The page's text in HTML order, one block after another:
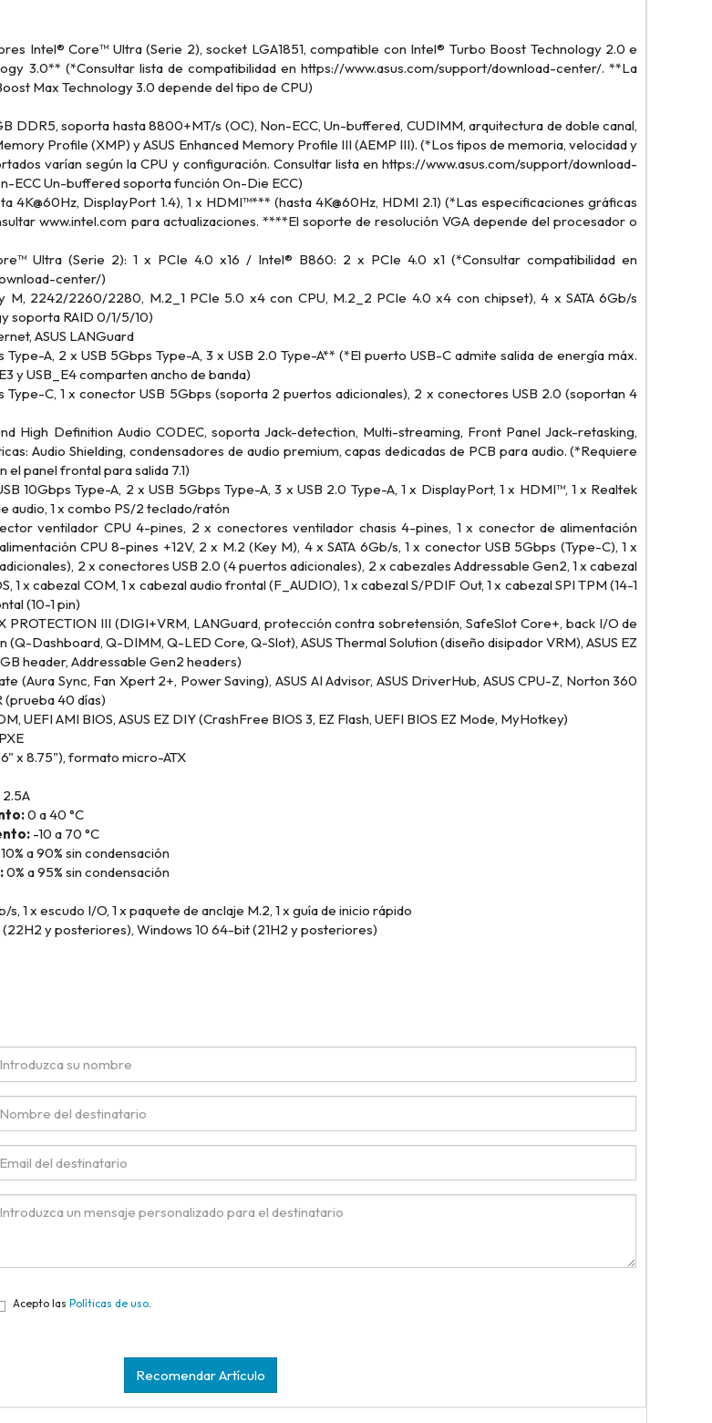
Intel® Core™ Ultra (Serie 2), socket LGA1851, compatible con Intel® Turbo Boost Technology 2.0 e
3.0** (*Consultar lista de compatibilidad en https://www.asus.com/support/download-center/. **La
Max Technology 3.0 depende del tipo de CPU)
DDR5, soporta hasta 8800+MT/s (OC), Non-ECC, Un-buffered, CUDIMM, arquitectura de doble canal,
Profile (XMP) y ASUS Enhanced Memory Profile III (AEMP III). (*Los tipos de memoria, velocidad y
varían según la CPU y configuración. Consultar lista en https://www.asus.com/support/download-
ECC Un-buffered soporta función On-Die ECC)
4K@60Hz, DisplayPort 1.4), 1 x HDMI™*** (hasta 4K@60Hz, HDMI 2.1) (*Las especificaciones gráficas
www.intel.com para actualizaciones. ****El soporte de resolución VGA depende del procesador o
Ultra (Serie 2): 1 x PCIe 4.0 x16 / Intel® B860: 2 x PCIe 4.0 x1 (*Consultar compatibilidad en
center/)
2242/2260/2280, M.2_1 PCIe 5.0 x4 con CPU, M.2_2 PCIe 4.0 x4 con chipset), 4 x SATA 6Gb/s
soporta RAID 0/1/5/10)
ASUS LANGuard
Type-A, 2 x USB 5Gbps Type-A, 3 x USB 2.0 Type-A** (*El puerto USB-C admite salida de energía máx.
y USB_E4 comparten ancho de banda)
Type-C, 1 x conector USB 5Gbps (soporta 2 puertos adicionales), 2 x conectores USB 2.0 (soportan 4
High Definition Audio CODEC, soporta Jack-detection, Multi-streaming, Front Panel Jack-retasking,
Audio Shielding, condensadores de audio premium, capas dedicadas de PCB para audio. (*Requiere
el panel frontal para salida 7.1)
10Gbps Type-A, 2 x USB 5Gbps Type-A, 3 x USB 2.0 Type-A, 1 x DisplayPort, 1 x HDMI™, 1 x Realtek
audio, 1 x combo PS/2 teclado/ratón
ventilador CPU 4-pines, 2 x conectores ventilador chasis 4-pines, 1 x conector de alimentación
CPU 8-pines +12V, 2 x M.2 (Key M), 4 x SATA 6Gb/s, 1 x conector USB 5Gbps (Type-C), 1 x
2 x conectores USB 2.0 (4 puertos adicionales), 2 x cabezales Addressable Gen2, 1 x cabezal
1 x cabezal COM, 1 x cabezal audio frontal (F_AUDIO), 1 x cabezal S/PDIF Out, 1 x cabezal SPI TPM (14-1
(10-1 pin)
PROTECTION III (DIGI+VRM, LANGuard, protección contra sobretensión, SafeSlot Core+, back I/O de
(Q-Dashboard, Q-DIMM, Q-LED Core, Q-Slot), ASUS Thermal Solution (diseño disipador VRM), ASUS EZ
header, Addressable Gen2 headers)
(Aura Sync, Fan Xpert 2+, Power Saving), ASUS AI Advisor, ASUS DriverHub, ASUS CPU-Z, Norton 360
(prueba 40 días)
UEFI AMI BIOS, ASUS EZ DIY (CrashFree BIOS 3, EZ Flash, UEFI BIOS EZ Mode, MyHotkey)
x 8.75"), formato micro-ATX
0 a 40 °C
-10 a 70 °C
a 90% sin condensación
0% a 95% sin condensación
s, 1 x escudo I/O, 1 x paquete de anclaje M.2, 1 x guía de inicio rápido
(22H2 y posteriores), Windows 10 64-bit (21H2 y posteriores)
Acepto lasPolíticas de uso.
Recomendar Artículo